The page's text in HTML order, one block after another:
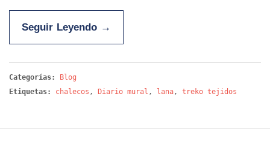
Seguir Leyendo →
Categorías:
Blog
Etiquetas:
chalecos , Diario mural , lana, treko tejidos